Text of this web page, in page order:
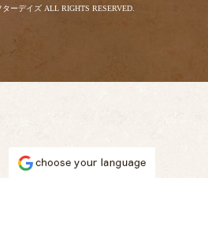
ーデイズ ALL RIGHTS RESERVED.